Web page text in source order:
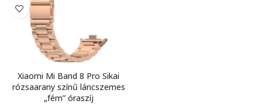
Xiaomi Mi Band 8 Pro Sikai
rózsaarany színű láncszemes
„fém” óraszíj